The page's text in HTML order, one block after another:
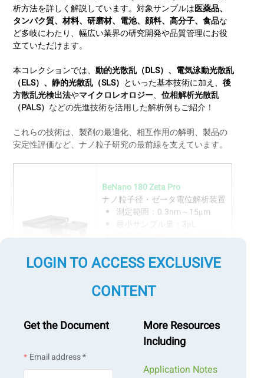
析方法を詳しく解説しています。対象サンプルは医薬品、
タンパク質、材料、研磨材、電池、顔料、高分子、食品な
ど多岐にわたり、幅広い業界の研究開発や品質管理にお役
立ていただけます。
本コレクションでは、 動的光散乱（DLS）、電気泳動光散乱
（ELS）、静的光散乱（SLS） といった基本技術に加え、 後
方散乱光検出法やマイクロレオロジー、 位相解析光散乱
（PALS） などの先進技術を活用した解析例もご紹介！
これらの技術は、製剤の最適化、相互作用の解明、製品の
安定性評価など、ナノ粒子研究の最前線を支えています。
BeNano 180 Zeta Pro
ナノ粒子径・ゼータ電位解析装置
測定範囲：0.3nm～15μm
最小サンプル量：3μL
自動pHおよび温度トレンド解
アプリケーションノート構成
医薬品・ライフサイエンス分野
LOGIN TO ACCESS EXCLUSIVE
CONTENT
Get the Document
Email address *
More Resources
Including
Application Notes